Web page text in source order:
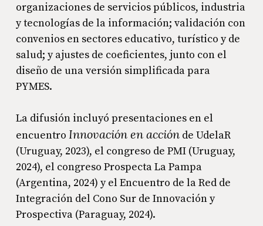
organizaciones de servicios públicos, industria
y tecnologías de la información; validación con
convenios en sectores educativo, turístico y de
salud; y ajustes de coeficientes, junto con el
diseño de una versión simplificada para
PYMES.
La difusión incluyó presentaciones en el
encuentro Innovación en acciónde UdelaR
(Uruguay, 2023), el congreso de PMI (Uruguay,
2024), el congreso Prospecta La Pampa
(Argentina, 2024) y el Encuentro de la Red de
Integración del Cono Sur de Innovación y
Prospectiva (Paraguay, 2024).